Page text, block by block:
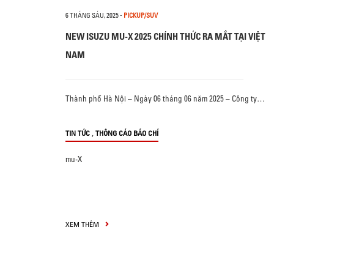
6 THÁNG SÁU, 2025- PICKUP/SUV
NEW ISUZU MU-X 2025 CHÍNH THỨC RA MẮT TẠI VIỆT
NAM
Thành phố Hà Nội – Ngày 06 tháng 06 năm 2025 – Công ty…
TIN TỨC , THÔNG CÁO BÁO CHÍ
mu-X
XEM THÊM